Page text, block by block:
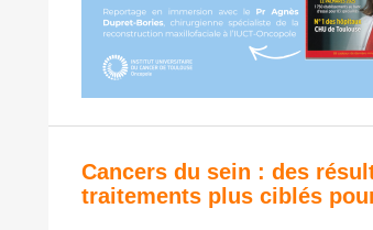
Cancers du sein : des
traitements plus ciblés